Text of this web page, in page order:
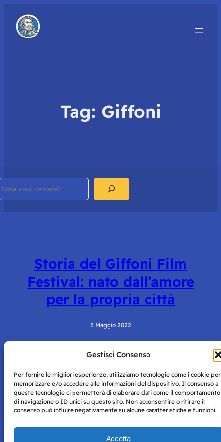
Gestisci Consenso
Per fornire le migliori esperienze, utilizziamo tecnologie come i cookie per
memorizzare e/o accedere alle informazioni del dispositivo. Il consenso a
queste tecnologie ci permetterà di elaborare dati come il comportamento
di navigazione o ID unici su questo sito. Non acconsentire o ritirare il
consenso può influire negativamente su alcune caratteristiche e funzioni.
Accetta
Tag: Giffoni
Storia del Giffoni Film
Festival: nato dall’amore
per la propria città
5 Maggio 2022
Napoli con autorizzazione numero 38 del 25/9/2019.
Tutte le immagini e i contenuti su questo sito sono forniti